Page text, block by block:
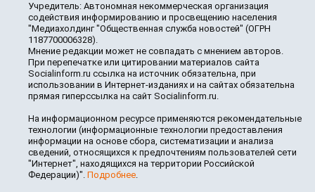
Учредитель: Автономная некоммерческая организация
содействия информированию и просвещению населения
"Медиахолдинг "Общественная служба новостей" (ОГРН
1187700006328).
Мнение редакции может не совпадать с мнением авторов.
При перепечатке или цитировании материалов сайта
Socialinform.ru ссылка на источник обязательна, при
использовании в Интернет-изданиях и на сайтах обязательна
прямая гиперссылка на сайт Socialinform.ru.
На информационном ресурсе применяются рекомендательные
технологии (информационные технологии предоставления
информации на основе сбора, систематизации и анализа
сведений, относящихся к предпочтениям пользователей сети
"Интернет", находящихся на территории Российской
Федерации)". Подробнее.